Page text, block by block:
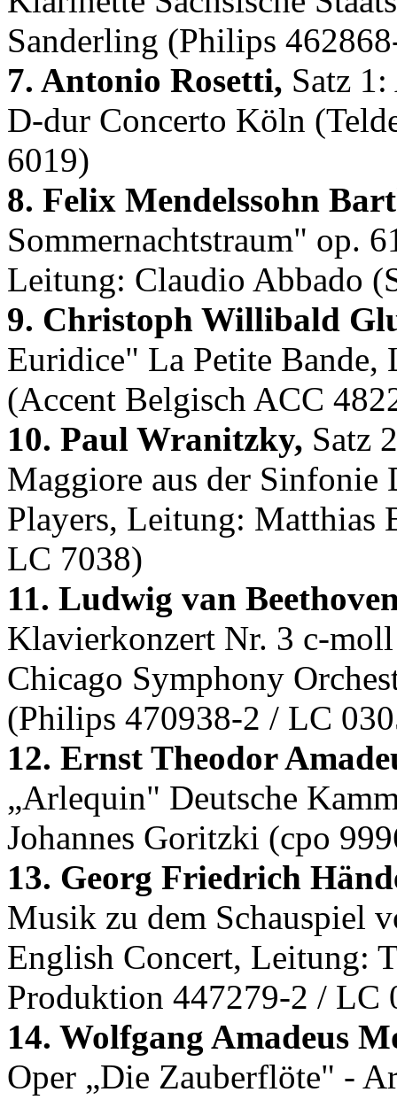
Sanderling (Philips
7. Antonio Rosetti, Satz
D-dur Concerto Köln
6019)
8. Felix Mendelssohn
Sommernachtstraum" op.
Leitung: Claudio Abbado
9. Christoph Willibald
Euridice" La Petite
(Accent Belgisch ACC
10. Paul Wranitzky, Satz
Maggiore aus der
Players, Leitung: Matthias
LC 7038)
11. Ludwig van
Klavierkonzert Nr. 3 c-
Chicago Symphony
(Philips 470938-2 / LC
12. Ernst Theodor
„Arlequin" Deutsche
Johannes Goritzki (cpo
13. Georg Friedrich
Musik zu dem Schauspiel
English Concert, Leitung:
Produktion 447279-2 / LC
14. Wolfgang Amadeus
Oper „Die Zauberflöte" -